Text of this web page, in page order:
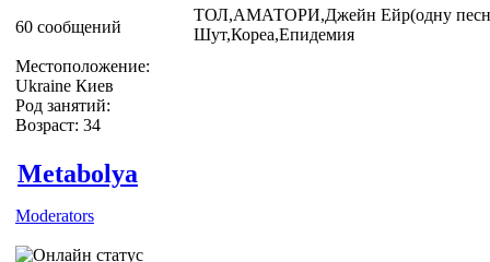
60 сообщений
Местоположение:
Ukraine Киев
Род занятий:
Возраст: 34
ТОЛ,АМАТОРИ,Джейн Ейр(одну
Шут,Кореа,Епидемия
Metabolya
Moderators